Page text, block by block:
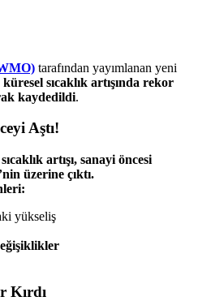
tarafından yayımlanan yeni
küresel sıcaklık artışında rekor
kaydedildi.
Aştı!
artışı, sanayi öncesi
üzerine çıktı.
yükseliş
Kırdı